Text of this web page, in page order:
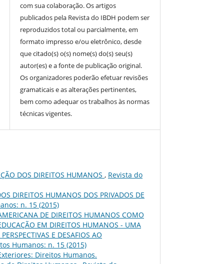
com sua colaboração. Os artigos
publicados pela Revista do IBDH podem ser
reproduzidos total ou parcialmente, em
formato impresso e/ou eletrônico, desde
que citado(s) o(s) nome(s) do(s) seu(s)
autor(es) e a fonte de publicação original.
Os organizadores poderão efetuar revisões
gramaticais e as alterações pertinentes,
bem como adequar os trabalhos às normas
técnicas vigentes.
DOS DIREITOS HUMANOS , Revista do
DIREITOS HUMANOS DOS PRIVADOS DE
n. 15 (2015)
DE DIREITOS HUMANOS COMO
EM DIREITOS HUMANOS - UMA
E DESAFIOS AO
Humanos: n. 15 (2015)
Direitos Humanos.